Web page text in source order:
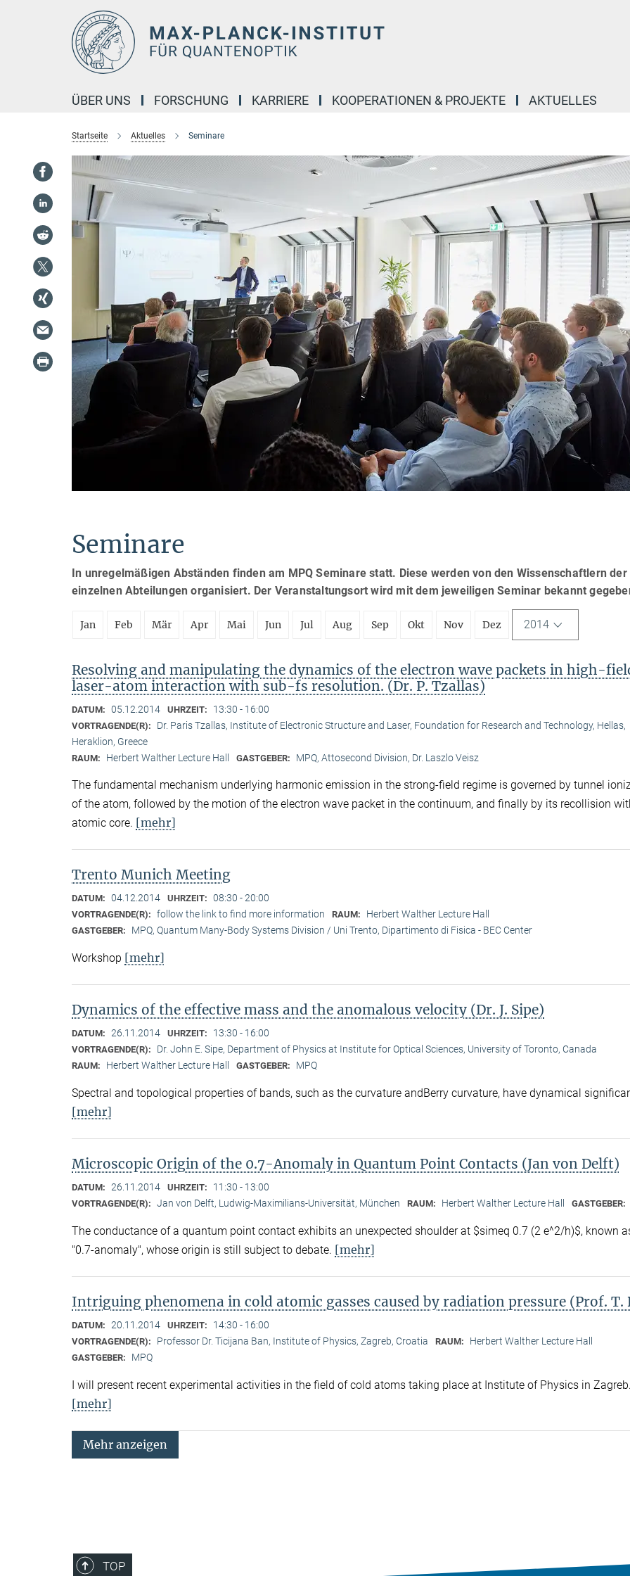
ÜBER UNS FORSCHUNG KARRIERE KOOPERATIONEN & PROJEKTE AKTUELLES
Startseite Aktuelles Seminare
Seminare
In unregelmäßigen Abständen finden am MPQ Seminare statt. Diese werden von den Wissenschaftlern der
einzelnen Abteilungen organisiert. Der Veranstaltungsort wird mit dem jeweiligen Seminar bekannt
Jan Feb Mär Apr Mai Jun Jul Aug Sep Okt Nov Dez 2014
Resolving and manipulating the dynamics of the electron wave packets in high-
laser-atom interaction with sub-fs resolution. (Dr. P. Tzallas)
DATUM: 05.12.2014 UHRZEIT: 13:30 - 16:00
VORTRAGENDE(R):
Dr. Paris Tzallas, Institute of Electronic Structure and Laser, Foundation for Research and Technology, Hellas,
Heraklion, Greece
RAUM: Herbert Walther Lecture Hall GASTGEBER: MPQ, Attosecond Division, Dr. Laszlo Veisz
The fundamental mechanism underlying harmonic emission in the strong-field regime is governed by tunnel
of the atom, followed by the motion of the electron wave packet in the continuum, and finally by its recollision
atomic core. [mehr]
Trento Munich Meeting
DATUM: 04.12.2014 UHRZEIT: 08:30 - 20:00
VORTRAGENDE(R): follow the link to find more information RAUM: Herbert Walther Lecture Hall
GASTGEBER: MPQ, Quantum Many-Body Systems Division / Uni Trento, Dipartimento di Fisica - BEC Center
Workshop [mehr]
Dynamics of the effective mass and the anomalous velocity (Dr. J. Sipe)
DATUM: 26.11.2014 UHRZEIT: 13:30 - 16:00
VORTRAGENDE(R): Dr. John E. Sipe, Department of Physics at Institute for Optical Sciences, University of Toronto, Canada
RAUM: Herbert Walther Lecture Hall GASTGEBER: MPQ
Spectral and topological properties of bands, such as the curvature andBerry curvature, have dynamical
[mehr]
Microscopic Origin of the 0.7-Anomaly in Quantum Point Contacts (Jan von Delft)
DATUM: 26.11.2014 UHRZEIT: 11:30 - 13:00
VORTRAGENDE(R): Jan von Delft, Ludwig-Maximilians-Universität, München RAUM: Herbert Walther Lecture Hall GASTGEBER:
The conductance of a quantum point contact exhibits an unexpected shoulder at $simeq 0.7 (2 e^2/h)$, known
"0.7-anomaly", whose origin is still subject to debate. [mehr]
Intriguing phenomena in cold atomic gasses caused by radiation pressure (Prof. T.
DATUM: 20.11.2014 UHRZEIT: 14:30 - 16:00
VORTRAGENDE(R): Professor Dr. Ticijana Ban, Institute of Physics, Zagreb, Croatia RAUM: Herbert Walther Lecture Hall
GASTGEBER: MPQ
I will present recent experimental activities in the field of cold atoms taking place at Institute of Physics in Zagreb.
[mehr]
Mehr anzeigen
TOP